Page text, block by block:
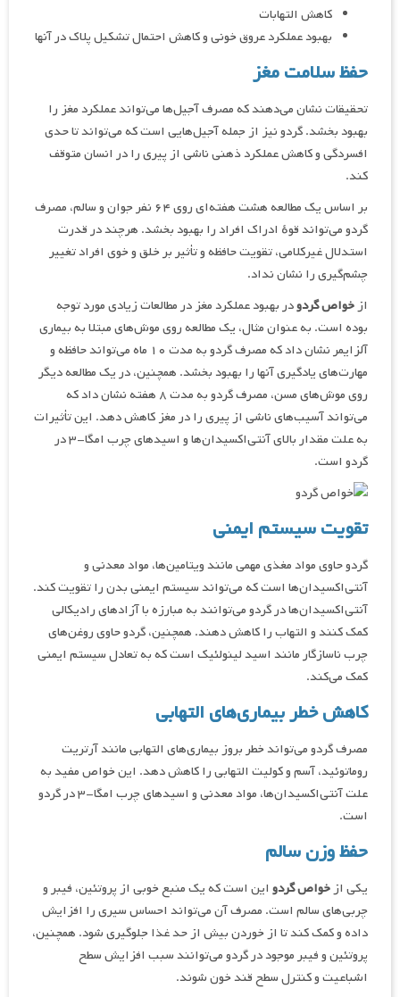
کاهش التهابات
بهبود عملکرد عروق خونی و کاهش احتمال تشکیل پلاک در آنها
حفظ سلامت مغز
تحقیقات نشان می‌دهند که مصرف آجیل‌ها می‌تواند عملکرد مغز را
بهبود بخشد. گردو نیز از جمله آجیل‌هایی است که می‌تواند تا حدی
افسردگی و کاهش عملکرد ذهنی ناشی از پیری را در انسان متوقف
کند.
بر اساس یک مطالعه هشت هفته‌ای روی ۶۴ نفر جوان و سالم، مصرف
گردو می‌تواند قوهٔ ادراک افراد را بهبود بخشد. هرچند در قدرت
استدلال غیرکلامی، تقویت حافظه و تأثیر بر خلق و خوی افراد تغییر
چشم‌گیری را نشان نداد.
ازخواص گردودر بهبود عملکرد مغز در مطالعات زیادی مورد توجه
بوده است. به عنوان مثال، یک مطالعه روی موش‌های مبتلا به بیماری
آلزایمر نشان داد که مصرف گردو به مدت ۱۰ ماه می‌تواند حافظه و
مهارت‌های یادگیری آنها را بهبود بخشد. همچنین، در یک مطالعه دیگر
روی موش‌های مسن، مصرف گردو به مدت ۸ هفته نشان داد که
می‌تواند آسیب‌های ناشی از پیری را در مغز کاهش دهد. این تأثیرات
به علت مقدار بالای آنتی‌اکسیدان‌ها و اسیدهای چرب امگا-۳ در
گردو است.
تقویت سیستم ایمنی
گردو حاوی مواد مغذی مهمی مانند ویتامین‌ها، مواد معدنی و
آنتی‌اکسیدان‌ها است که می‌تواند سیستم ایمنی بدن را تقویت کند.
آنتی‌اکسیدان‌ها در گردو می‌توانند به مبارزه با آزادهای رادیکالی
کمک کنند و التهاب را کاهش دهند. همچنین، گردو حاوی روغن‌های
چرب ناسازگار مانند اسید لینولئیک است که به تعادل سیستم ایمنی
کمک می‌کند.
کاهش خطر بیماری‌های التهابی
مصرف گردو می‌تواند خطر بروز بیماری‌های التهابی مانند آرتریت
روماتوئید، آسم و کولیت التهابی را کاهش دهد. این خواص مفید به
علت آنتی‌اکسیدان‌ها، مواد معدنی و اسیدهای چرب امگا-۳ در گردو
است.
حفظ وزن سالم
یکی ازخواص گردو این است که یک منبع خوبی از پروتئین، فیبر و
چربی‌های سالم است. مصرف آن می‌تواند احساس سیری را افزایش
داده و کمک کند تا از خوردن بیش از حد غذا جلوگیری شود. همچنین،
پروتئین و فیبر موجود در گردو می‌توانند سبب افزایش سطح
اشباعیت و کنترل سطح قند خون شوند.